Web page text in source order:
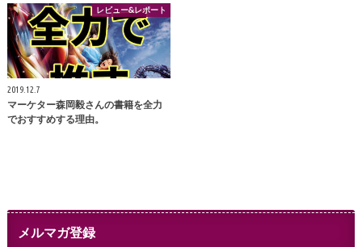
レビュー&レポート
2019.12.7
マーケター森岡毅さんの書籍を全力
でおすすめする理由。
メルマガ登録